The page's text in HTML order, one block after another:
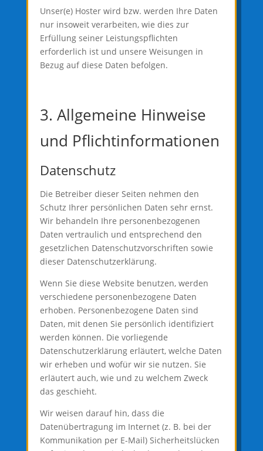
Unser(e) Hoster wird bzw. werden Ihre Daten
nur insoweit verarbeiten, wie dies zur
Erfüllung seiner Leistungspflichten
erforderlich ist und unsere Weisungen in
Bezug auf diese Daten befolgen.
3. Allgemeine Hinweise
und Pflicht­informationen
Datenschutz
Die Betreiber dieser Seiten nehmen den
Schutz Ihrer persönlichen Daten sehr ernst.
Wir behandeln Ihre personenbezogenen
Daten vertraulich und entsprechend den
gesetzlichen Datenschutzvorschriften sowie
dieser Datenschutzerklärung.
Wenn Sie diese Website benutzen, werden
verschiedene personenbezogene Daten
erhoben. Personenbezogene Daten sind
Daten, mit denen Sie persönlich identifiziert
werden können. Die vorliegende
Datenschutzerklärung erläutert, welche Daten
wir erheben und wofür wir sie nutzen. Sie
erläutert auch, wie und zu welchem Zweck
das geschieht.
Wir weisen darauf hin, dass die
Datenübertragung im Internet (z. B. bei der
Kommunikation per E-Mail) Sicherheitslücken